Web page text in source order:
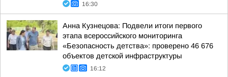
16:30
Анна Кузнецова: Подвели итоги первого
этапа всероссийского мониторинга
«Безопасность детства»: проверено 46 676
объектов детской инфраструктуры
16:12